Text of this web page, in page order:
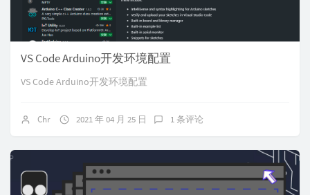
VS Code Arduino开发环境配置
VS Code Arduino开发环境配置
Chr 2021 年 04 月 25 日 1 条评论